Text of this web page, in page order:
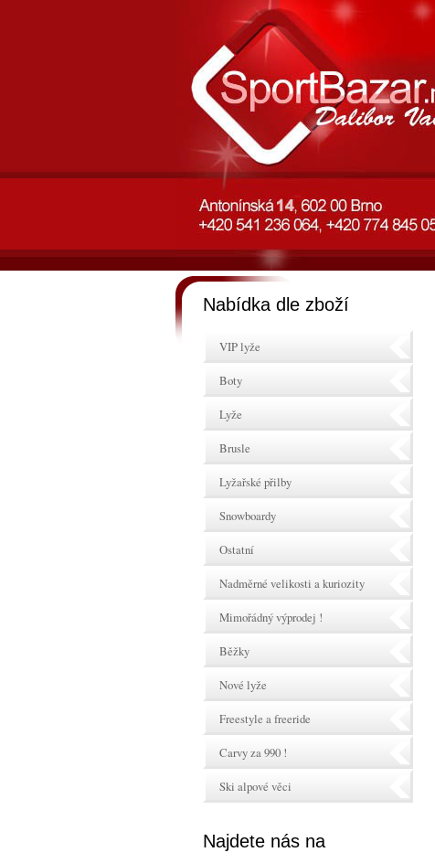
Nabídka dle zboží
VIP lyže
Boty
Lyže
Brusle
Lyžařské přilby
Snowboardy
Ostatní
Nadměrné velikosti a kuriozity
Mimořádný výprodej !
Běžky
Nové lyže
Freestyle a freeride
Carvy za 990 !
Ski alpové věci
Najdete nás na